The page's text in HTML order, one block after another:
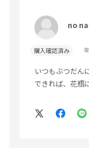
no
購入確認済み
いつもぶつだん
できれば、花瓶